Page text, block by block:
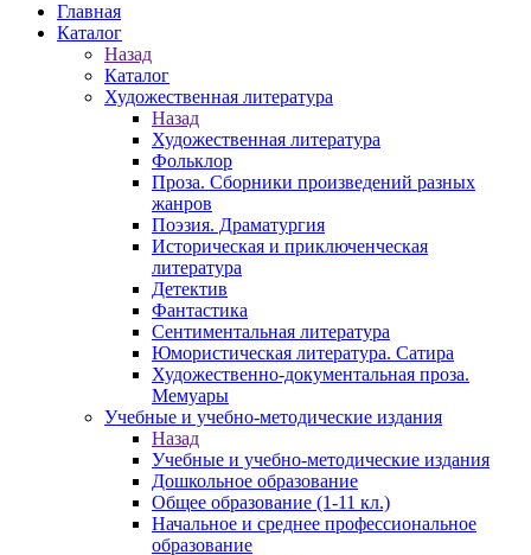
Главная
Каталог
Назад
Каталог
Художественная литература
Назад
Художественная литература
Фольклор
Проза. Сборники произведений разных
жанров
Поэзия. Драматургия
Историческая и приключенческая
литература
Детектив
Фантастика
Сентиментальная литература
Юмористическая литература. Сатира
Художественно-документальная проза.
Мемуары
Учебные и учебно-методические издания
Назад
Учебные и учебно-методические издания
Дошкольное образование
Общее образование (1-11 кл.)
Начальное и среднее профессиональное
образование